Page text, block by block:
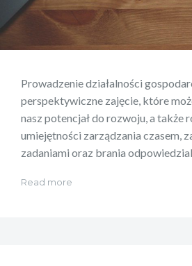
Prowadzenie działalności
perspektywiczne zajęcie, które
nasz potencjał do rozwoju, a także
umiejętności zarządzania czasem,
zadaniami oraz brania
Read more